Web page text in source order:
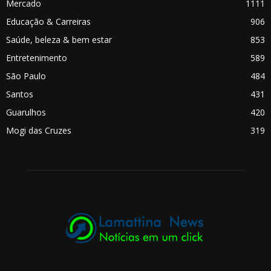
Mercado
1111
Educação & Carreiras
906
Saúde, beleza & bem estar
853
Entretenimento
589
São Paulo
484
Santos
431
Guarulhos
420
Mogi das Cruzes
319